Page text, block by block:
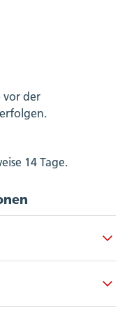
vor der
14 Tage.